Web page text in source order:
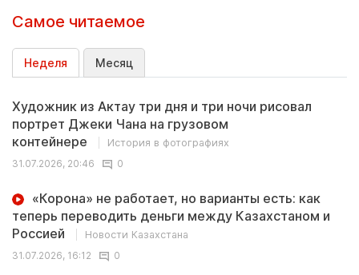
Самое читаемое
Неделя Месяц
Художник из Актау три дня и три ночи рисовал
портрет Джеки Чана на грузовом
контейнере
История в фотографиях
31.07.2026, 20:46
0
«Корона» не работает, но варианты есть: как
теперь переводить деньги между Казахстаном и
Россией
Новости Казахстана
31.07.2026, 16:12
0